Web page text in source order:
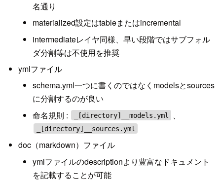
名通り
materialized設定はtableまたはincremental
intermediateレイヤ同様、早い段階ではサブフォル
ダ分割等は不使用を推奨
ymlファイル
schema.yml一つに書くのではなくmodelsとsources
に分割するのが良い
命名規則 :
_[directory]__models.yml 、
_[directory]__sources.yml
doc（markdown）ファイル
ymlファイルのdescriptionより豊富なドキュメント
を記載することが可能